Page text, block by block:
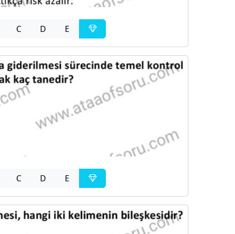
C D E
C D E